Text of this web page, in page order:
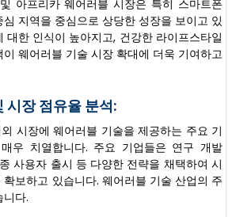
아프리카 웨어러블 시장은 특히 스마트폰
지역을 중심으로 상당한 성장을 보이고 있
대한 인식이 높아지고, 건강한 라이프스타일
웨어러블 기술 시장 확대에 더욱 기여하고
시장 점유율 분석:
시장에 웨어러블 기술을 제공하는 주요 기
우 치열합니다. 주요 기업들은 연구 개발
사용자 출시 등 다양한 전략을 채택하여 시
보하고 있습니다. 웨어러블 기술 산업의 주
다.